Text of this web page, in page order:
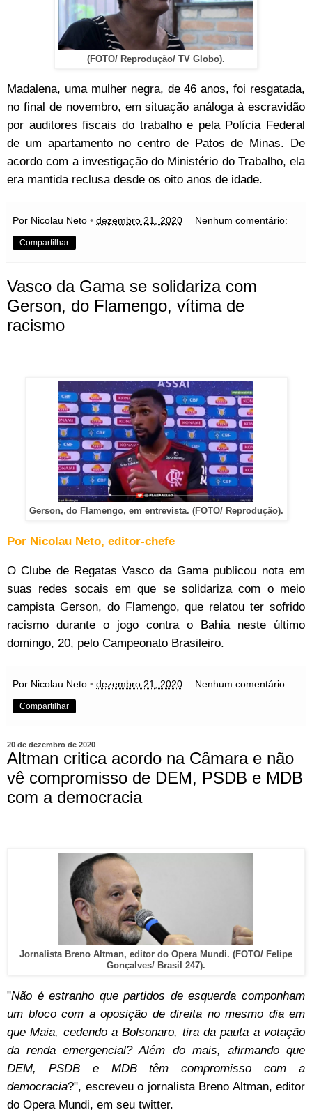
(FOTO/ Reprodução/ TV Globo).
Madalena, uma mulher negra, de 46 anos, foi resgatada,
no final de novembro, em situação análoga à escravidão
por auditores fiscais do trabalho e pela Polícia Federal
de um apartamento no centro de Patos de Minas. De
acordo com a investigação do Ministério do Trabalho, ela
era mantida reclusa desde os oito anos de idade.
Por Nicolau Neto • dezembro 21, 2020 Nenhum comentário:
Compartilhar
Vasco da Gama se solidariza com
Gerson, do Flamengo, vítima de
racismo
Gerson, do Flamengo, em entrevista. (FOTO/ Reprodução).
Por Nicolau Neto, editor-chefe
O Clube de Regatas Vasco da Gama publicou nota em
suas redes socais em que se solidariza com o meio
campista Gerson, do Flamengo, que relatou ter sofrido
racismo durante o jogo contra o Bahia neste último
domingo, 20, pelo Campeonato Brasileiro.
Por Nicolau Neto • dezembro 21, 2020 Nenhum comentário:
Compartilhar
20 de dezembro de 2020
Altman critica acordo na Câmara e não
vê compromisso de DEM, PSDB e MDB
com a democracia
Jornalista Breno Altman, editor do Opera Mundi. (FOTO/ Felipe
Gonçalves/ Brasil 247).
"Não é estranho que partidos de esquerda componham
um bloco com a oposição de direita no mesmo dia em
que Maia, cedendo a Bolsonaro, tira da pauta a votação
da renda emergencial? Além do mais, afirmando que
DEM, PSDB e MDB têm compromisso com a
democracia?", escreveu o jornalista Breno Altman, editor
do Opera Mundi, em seu twitter.